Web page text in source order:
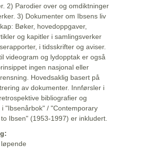
2) Parodier over og omdiktninger
3) Dokumenter om Ibsens liv
Bøker, hovedoppgaver,
og kapitler i samlingsverker
i tidsskrifter og aviser.
videogram og lydopptak er også
ingen nasjonal eller
Hovedsaklig basert på
av dokumenter. Innførsler i
bibliografier og
i "Ibsenårbok" / "Contemporary
Ibsen" (1953-1997) er inkludert.